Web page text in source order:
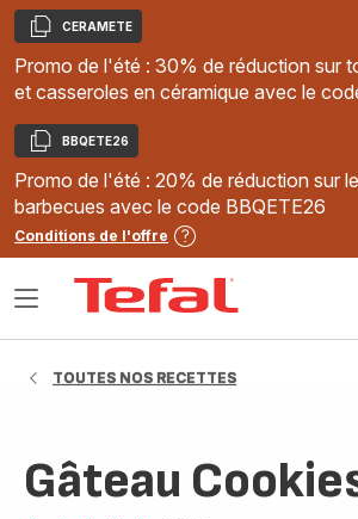
Copier
CERAMETE
Promo de l'été : 30% de réduction sur
et casseroles en céramique avec le
Copier
BBQETE26
Promo de l'été : 20% de réduction sur
barbecues avec le code BBQETE26
Conditions de l'offre
Ouvrir
TOUTES NOS RECETTES
Gâteau